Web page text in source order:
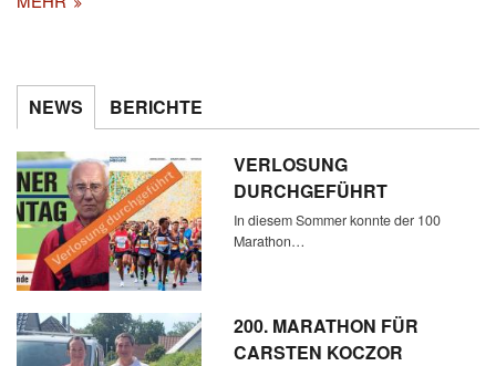
NEWS BERICHTE
VERLOSUNG
DURCHGEFÜHRT
In diesem Sommer konnte der 100
Marathon…
200. MARATHON FÜR
CARSTEN KOCZOR